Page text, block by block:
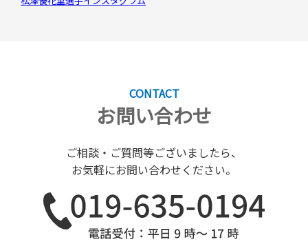
CONTACT
お問い合わせ
ご相談・ご質問等ございましたら、
お気軽にお問い合わせください。